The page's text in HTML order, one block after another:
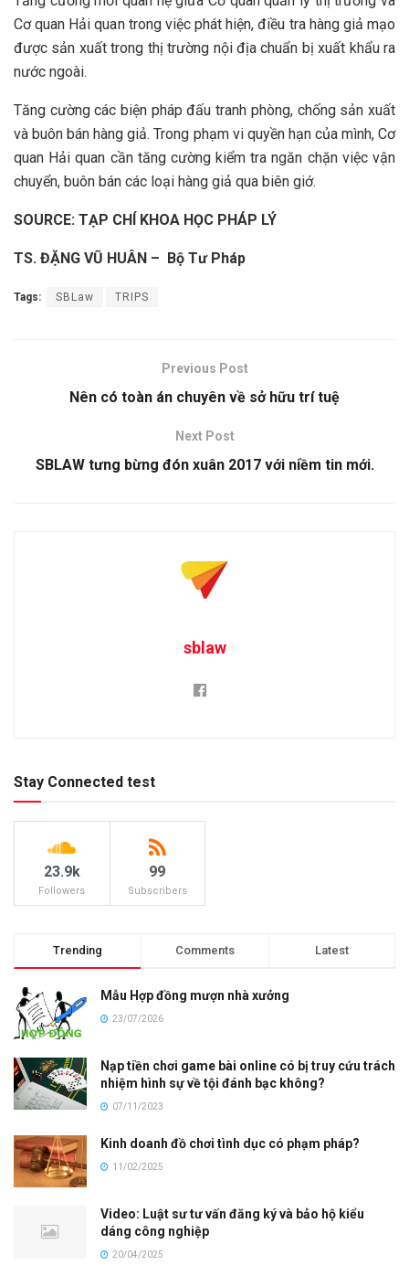
Cơ quan Hải quan trong việc phát hiện, điều tra hàng giả mạo
được sản xuất trong thị trường nội địa chuẩn bị xuất khẩu ra
nước ngoài.
Tăng cường các biện pháp đấu tranh phòng, chống sản xuất
và buôn bán hàng giả. Trong phạm vi quyền hạn của mình, Cơ
quan Hải quan cần tăng cường kiểm tra ngăn chặn việc vận
chuyển, buôn bán các loại hàng giả qua biên giớ.
SOURCE: TẠP CHÍ KHOA HỌC PHÁP LÝ
TS. ĐẶNG VŨ HUÂN – Bộ Tư Pháp
Tags: SBLaw TRIPS
Previous Post
Nên có toàn án chuyên về sở hữu trí tuệ
Next Post
SBLAW tưng bừng đón xuân 2017 với niềm tin mới.
sblaw
Stay Connected test
23.9k
Followers
99
Subscribers
Trending Comments Latest
Mẫu Hợp đồng mượn nhà xưởng
23/07/2026
Nạp tiền chơi game bài online có bị truy cứu trách
nhiệm hình sự về tội đánh bạc không?
07/11/2023
Kinh doanh đồ chơi tình dục có phạm pháp?
11/02/2025
Video: Luật sư tư vấn đăng ký và bảo hộ kiểu
dáng công nghiệp
20/04/2025